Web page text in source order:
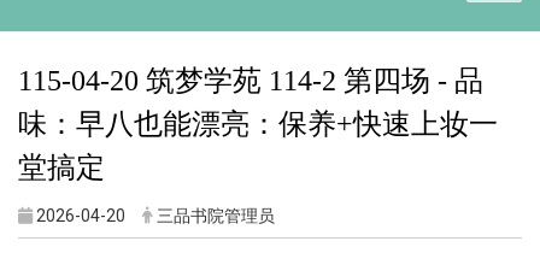
115-04-20 筑梦学苑 114-2 第四场 - 品
味：早八也能漂亮：保养+快速上妆一
堂搞定
2026-04-20 三品书院管理员